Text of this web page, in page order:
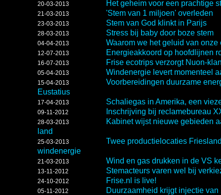
20-03-2013 Het geheim voor een prachtige
21-03-2013 'Stem van 1 miljoen' overleden
23-03-2013 Stem van God klinkt in Parijs
28-03-2013 Stress bij baby door boze stem
04-04-2013 Waarom we het geluid van onze
12-07-2013 Energieakkoord op hoofdlijnen
16-07-2013 Frise ecotrips verzorgt Nuon-
05-04-2013 Windenergie levert momenteel
15-04-2013
Voorbereidingen duurzame
Eustatius
17-04-2013 Schaliegas in Amerika, een
09-11-2012 Inschrijving bij reclamebureau
28-03-2013
Kabinet wijst nieuwe gebieden
land
25-03-2013
Twee productielocaties
windenergie
21-03-2013 Wind en gas drukken in de VS
13-11-2012 Stemacteurs varen wel bij
24-10-2012 Frise.nl is live!
05-11-2012 Duurzaamheid krijgt injectie van